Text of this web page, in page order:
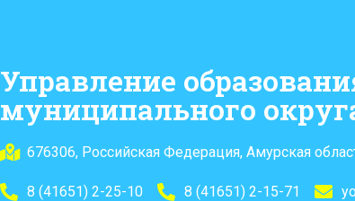
Управление
муниципального
676306, Российская Федерация, Амурская
8 (41651) 2-25-10 8 (41651) 2-15-71